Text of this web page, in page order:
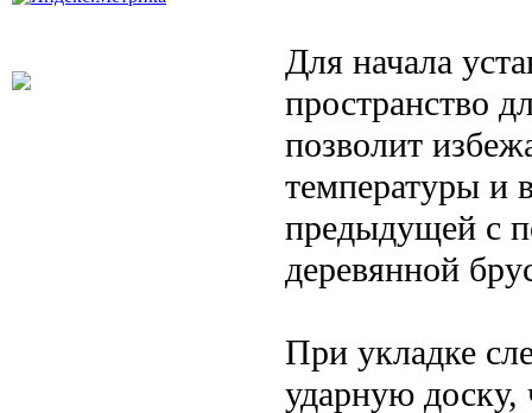
Для начала
пространство
позволит
температуры и
предыдущей с
деревянной
При укладке
ударную доску,